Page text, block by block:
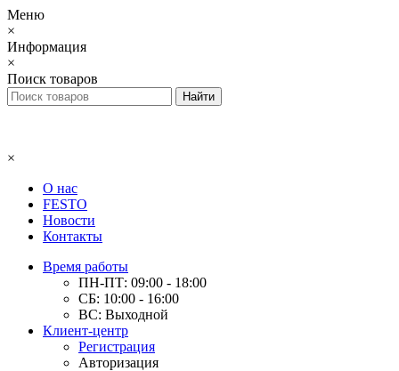
Меню
×
Информация
×
Поиск товаров
×
О нас
FESTO
Новости
Контакты
Время работы
ПН-ПТ: 09:00 - 18:00
СБ: 10:00 - 16:00
ВС: Выходной
Клиент-центр
Регистрация
Авторизация